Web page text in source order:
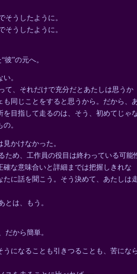
うしたように。
うしたように。
”の元へ。
。
、それだけで充分だとあたしは思うか
も同じことをすると思うから。だから、
目指して走るのは、そう、初めてじゃ
。
かけなかった。
め、工作員の役目は終わっている可能
な意味合いと詳細までは把握しきれな
たに話を聞こう。そう決めて、あたしは
は、もう。
から簡単。
になることも引きつることも、苦にな